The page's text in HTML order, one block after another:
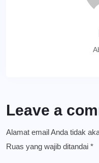
Leave a
Alamat email Anda tidak
Ruas yang wajib ditandai *